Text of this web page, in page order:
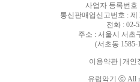
사업자 등록번호
통신판매업신고번호 : 제
전화 : 02-
주소 : 서울시 서초
(서초동 1585-
이용약관 | 개인
유럽악기 ⓒ All